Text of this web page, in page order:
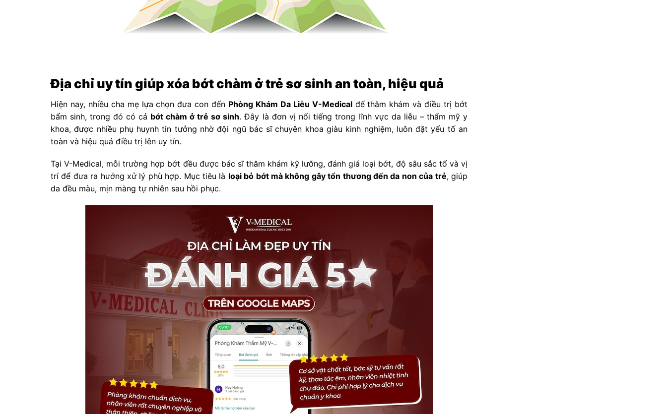
Địa chỉ uy tín giúp xóa bớt chàm ở trẻ sơ sinh an toàn, hiệu quả
Hiện nay, nhiều cha mẹ lựa chọn đưa con đến Phòng Khám Da Liễu V-Medicalđể thăm khám và điều trị bớt
bẩm sinh, trong đó có cả bớt chàm ở trẻ sơ sinh. Đây là đơn vị nổi tiếng trong lĩnh vực da liễu – thẩm mỹ y
khoa, được nhiều phụ huynh tin tưởng nhờ đội ngũ bác sĩ chuyên khoa giàu kinh nghiệm, luôn đặt yếu tố an
toàn và hiệu quả điều trị lên uy tín.
Tại V-Medical, mỗi trường hợp bớt đều được bác sĩ thăm khám kỹ lưỡng, đánh giá loại bớt, độ sâu sắc tố và vị
trí để đưa ra hướng xử lý phù hợp. Mục tiêu là loại bỏ bớt mà không gây tổn thương đến da non của trẻ, giúp
da đều màu, mịn màng tự nhiên sau hồi phục.